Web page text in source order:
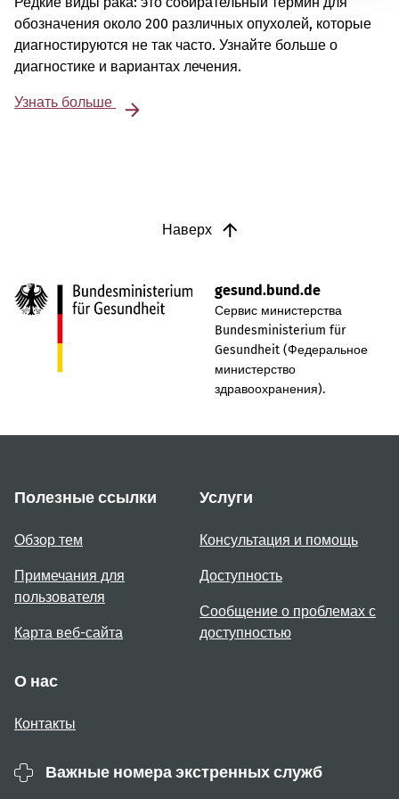
обозначения около 200 различных опухолей, которые
диагностируются не так часто. Узнайте больше о
диагностике и вариантах лечения.
Узнать больше
Наверх
gesund.bund.de
Сервис министерства
Bundesministerium für
Gesundheit (Федеральное
министерство
здравоохранения).
Полезные ссылки
Обзор тем
Примечания для
пользователя
Карта веб-сайта
Услуги
Консультация и помощь
Доступность
Сообщение о проблемах с
доступностью
О нас
Контакты
Важные номера экстренных служб